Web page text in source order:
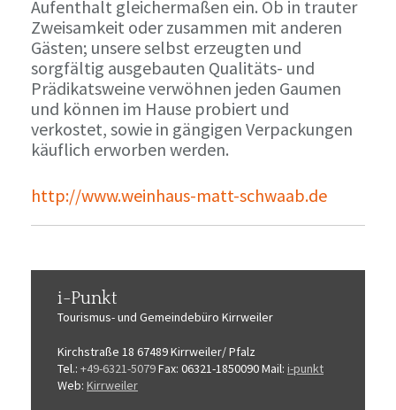
Aufenthalt gleichermaßen ein. Ob in trauter
Zweisamkeit oder zusammen mit anderen
Gästen; unsere selbst erzeugten und
sorgfältig ausgebauten Qualitäts- und
Prädikatsweine verwöhnen jeden Gaumen
und können im Hause probiert und
verkostet, sowie in gängigen Verpackungen
käuflich erworben werden.
http://www.weinhaus-matt-schwaab.de
i-Punkt
Tourismus-und Gemeindebüro Kirrweiler
Kirchstraße 18 67489 Kirrweiler/ Pfalz
Tel.: +49-6321-5079Fax: 06321-1850090Mail: i-punkt
Web: Kirrweiler